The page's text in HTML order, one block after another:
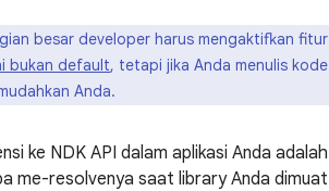
besar developer harus mengaktifkan
bukan default, tetapi jika Anda menulis
Anda.
ke NDK API dalam aplikasi Anda
me-resolvenya saat library Anda